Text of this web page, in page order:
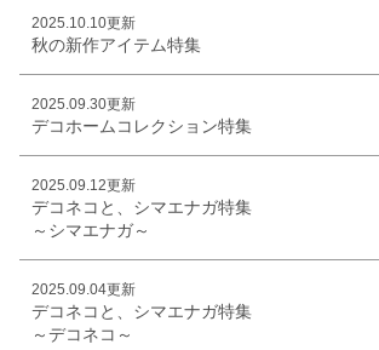
2025.10.10更新
秋の新作アイテム特集
2025.09.30更新
デコホームコレクション特集
2025.09.12更新
デコネコと、シマエナガ特集
～シマエナガ～
2025.09.04更新
デコネコと、シマエナガ特集
～デコネコ～